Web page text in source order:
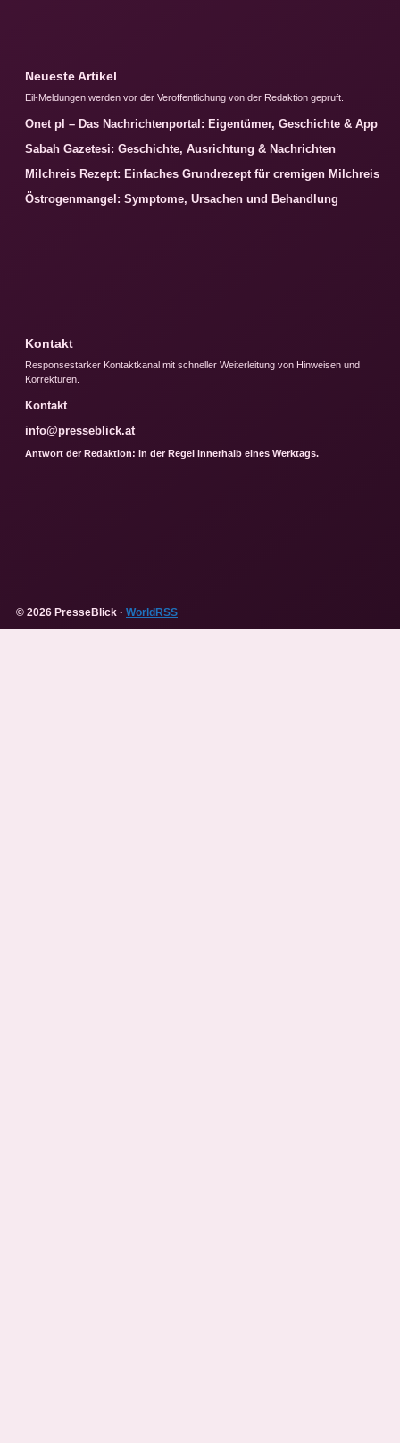
Neueste Artikel
Eil-Meldungen werden vor der Veroffentlichung von der Redaktion gepruft.
Onet pl – Das Nachrichtenportal: Eigentümer, Geschichte & App
Sabah Gazetesi: Geschichte, Ausrichtung & Nachrichten
Milchreis Rezept: Einfaches Grundrezept für cremigen Milchreis
Östrogenmangel: Symptome, Ursachen und Behandlung
Kontakt
Responsestarker Kontaktkanal mit schneller Weiterleitung von Hinweisen und
Korrekturen.
Kontakt
info@presseblick.at
Antwort der Redaktion: in der Regel innerhalb eines Werktags.
© 2026 PresseBlick · WorldRSS